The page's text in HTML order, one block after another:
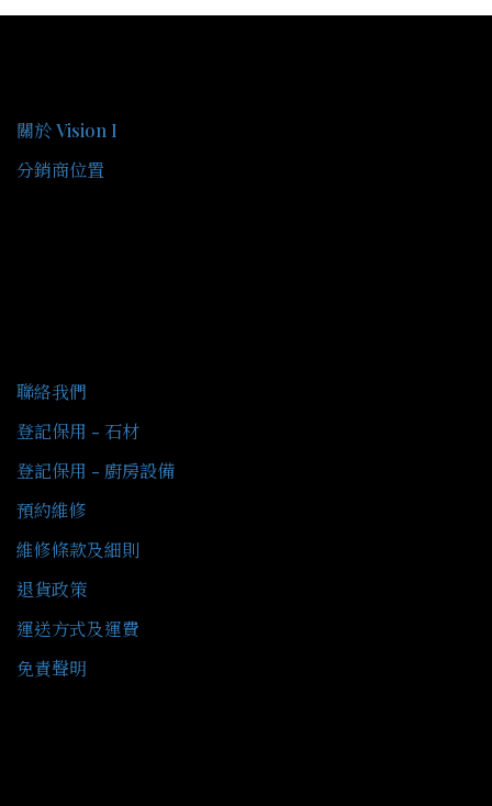
關於 Vision I
分銷商位置
聯絡我們
登記保用 - 石材
登記保用 - 廚房設備
預約維修
維修條款及細則
退貨政策
運送方式及運費
免責聲明